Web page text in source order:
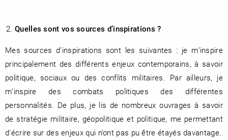
Quelles sont vos sources d’inspirations ?
Mes sources d’inspirations sont les suivantes : je m’inspire
principalement des différents enjeux contemporains, à savoir
politique, sociaux ou des conflits militaires. Par ailleurs, je
m’inspire des combats politiques des différentes
personnalités. De plus, je lis de nombreux ouvrages à savoir
de stratégie militaire, géopolitique et politique, me permettant
d’écrire sur des enjeux qui n’ont pas pu être étayés davantage.